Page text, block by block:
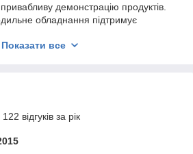
демонстрацію продуктів.
обладнання підтримує
ковбас, сирів, гастрономії,
вітрини
зовнішнього вигляду.
Показати все
відгуків за рік